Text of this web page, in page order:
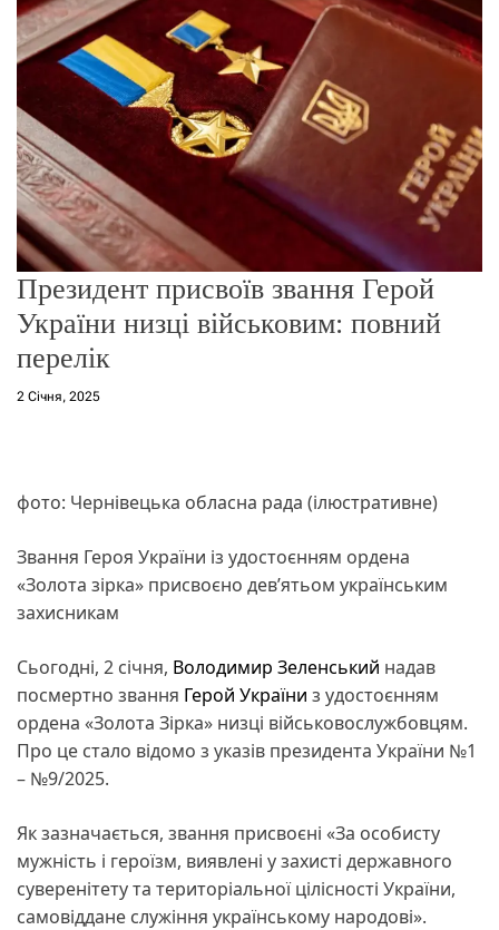
о
р
Президент присвоїв звання Герой
України низці військовим: повний
перелік
2 Січня, 2025
фото: Чернівецька обласна рада (ілюстративне)
Звання Героя України із удостоєнням ордена
«Золота зірка» присвоєно дев’ятьом українським
захисникам
Сьогодні, 2 січня, Володимир Зеленський надав
посмертно звання Герой України з удостоєнням
ордена «Золота Зірка» низці військовослужбовцям.
Про це стало відомо з указів президента України №1
– №9/2025.
Як зазначається, звання присвоєні «За особисту
мужність і героїзм, виявлені у захисті державного
суверенітету та територіальної цілісності України,
самовіддане служіння українському народові».